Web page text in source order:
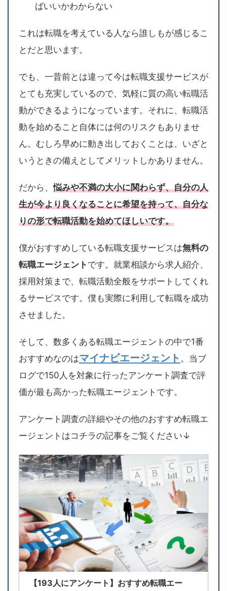
ばいいかわからない
これは転職を考えている人なら誰しもが感じるこ
とだと思います。
でも、一昔前とは違って今は転職支援サービスが
とても充実しているので、気軽に質の高い転職活
動ができるようになっています。それに、転職活
動を始めること自体には何のリスクもありませ
ん。むしろ早めに動き出しておくことは、いざと
いうときの備えとしてメリットしかありません。
だから、悩みや不満の大小に関わらず、自分の人
生が今より良くなることに希望を持って、自分な
りの形で転職活動を始めてほしいです。
僕がおすすめしている転職支援サービスは無料の
転職エージェント です。就業相談から求人紹介、
採用対策まで、転職活動全般をサポートしてくれ
るサービスです。僕も実際に利用して転職を成功
させました。
そして、数多くある転職エージェントの中で1番
おすすめなのはマイナビエージェント 。当ブ
ログで150人を対象に行ったアンケート調査で評
価が最も高かった転職エージェントです。
アンケート調査の詳細やその他のおすすめ転職エ
ージェントはコチラの記事をご覧ください↓
【193人にアンケート】おすすめ転職エー